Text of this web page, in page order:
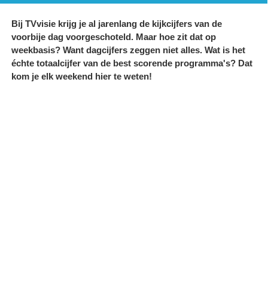
Bij TVvisie krijg je al jarenlang de kijkcijfers van de
voorbije dag voorgeschoteld. Maar hoe zit dat op
weekbasis? Want dagcijfers zeggen niet alles. Wat is het
échte totaalcijfer van de best scorende programma's? Dat
kom je elk weekend hier te weten!